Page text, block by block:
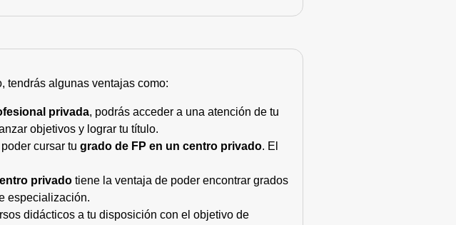
tendrás algunas ventajas como:
privada, podrás acceder a una atención de tu
objetivos y lograr tu título.
cursar tu grado de FP en un centro privado. El
privado tiene la ventaja de poder encontrar grados
especialización.
didácticos a tu disposición con el objetivo de